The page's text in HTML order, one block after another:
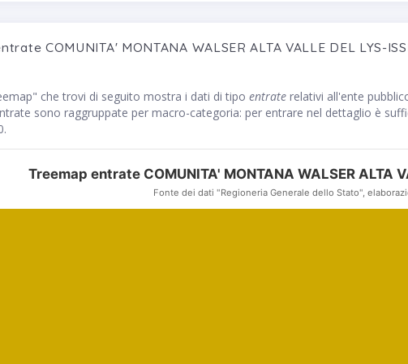
COMUNITA' MONTANA WALSER ALTA VALLE DEL LYS-
che trovi di seguito mostra i dati di tipo entraterelativi all'ente
sono raggruppate per macro-categoria: per entrare nel dettaglio è
Treemap entrate COMUNITA' MONTANA WALSER ALTA
Fonte dei dati "Regioneria Generale dello Stato",